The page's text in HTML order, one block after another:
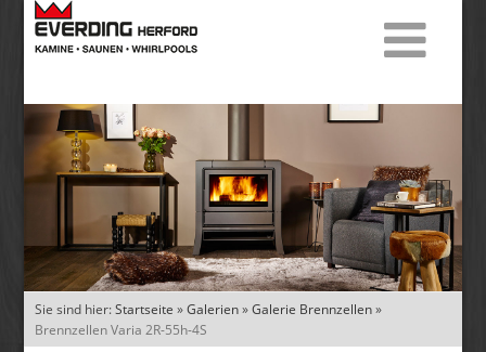
Sie sind hier:Startseite »Galerien»Galerie Brennzellen»
Brennzellen Varia 2R-55h-4S